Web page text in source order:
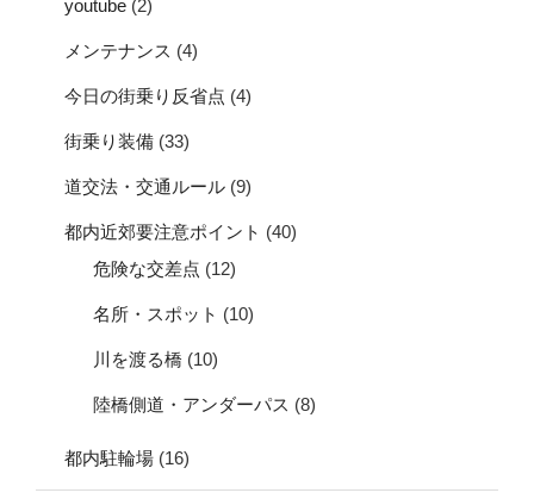
youtube (2)
メンテナンス (4)
今日の街乗り反省点 (4)
街乗り装備 (33)
道交法・交通ルール (9)
都内近郊要注意ポイント (40)
危険な交差点 (12)
名所・スポット (10)
川を渡る橋 (10)
陸橋側道・アンダーパス (8)
都内駐輪場 (16)